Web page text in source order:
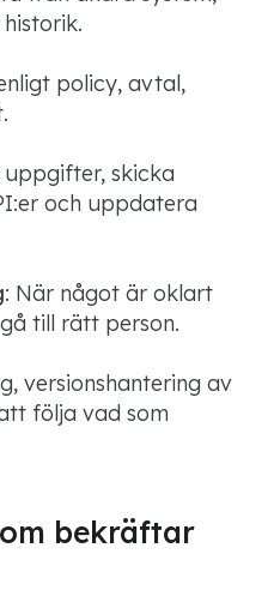
policy, avtal,
uppgifter, skicka
och uppdatera
: När något är oklart
till rätt person.
versionshantering av
följa vad som
bekräftar